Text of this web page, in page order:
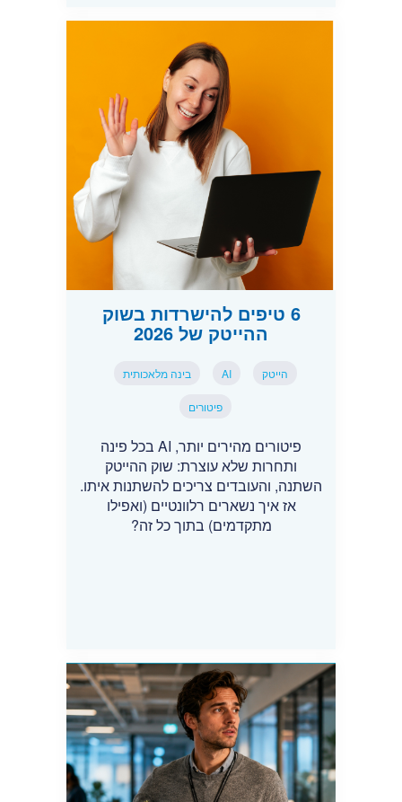
6 טיפים להישרדות בשוק
ההייטק של 2026
הייטק AI בינה מלאכותית
פיטורים
פיטורים מהירים יותר, AI בכל פינה
ותחרות שלא עוצרת: שוק ההייטק
השתנה, והעובדים צריכים להשתנות איתו.
אז איך נשארים רלוונטיים (ואפילו
מתקדמים) בתוך כל זה?